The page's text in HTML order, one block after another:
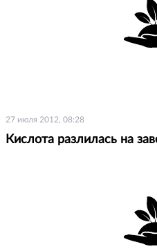
27 июля 2012, 08:28
Кислота разлилась на